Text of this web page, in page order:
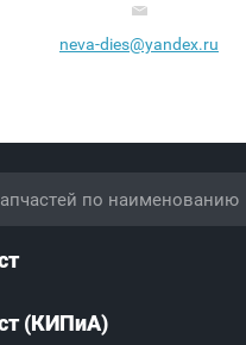
neva-dies@yandex.ru
(КИПиА)